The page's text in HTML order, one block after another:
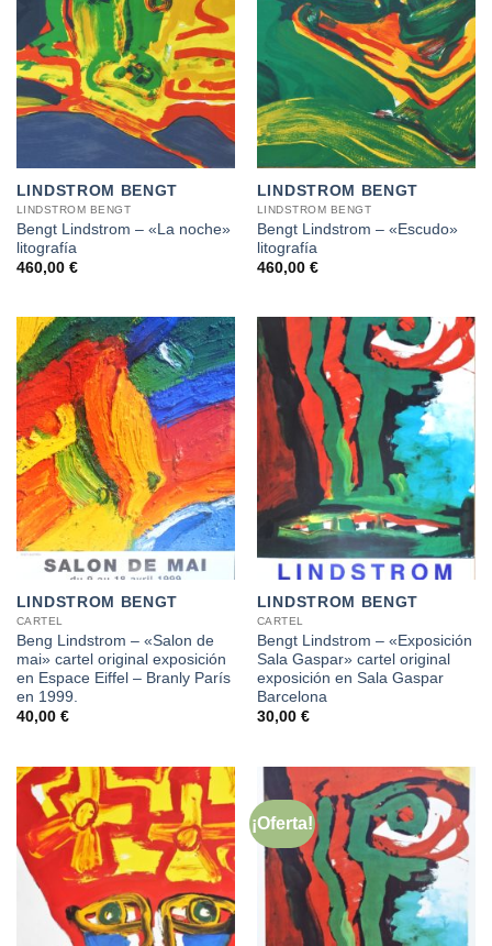
LINDSTROM BENGT
LINDSTROM BENGT
Bengt Lindstrom – «La noche»
litografía
460,00 €
LINDSTROM BENGT
LINDSTROM BENGT
Bengt Lindstrom – «Escudo»
litografía
460,00 €
LINDSTROM BENGT
CARTEL
Beng Lindstrom – «Salon de
mai» cartel original exposición
en Espace Eiffel – Branly París
en 1999.
40,00 €
LINDSTROM BENGT
CARTEL
Bengt Lindstrom – «Exposición
Sala Gaspar» cartel original
exposición en Sala Gaspar
Barcelona
30,00 €
¡Oferta!